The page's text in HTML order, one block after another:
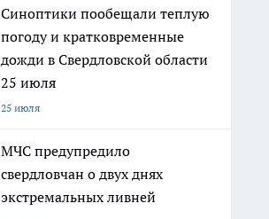
Синоптики пообещали теплую
погоду и кратковременные
дожди в Свердловской области
25 июля
25 июля
МЧС предупредило
свердловчан о двух днях
экстремальных ливней